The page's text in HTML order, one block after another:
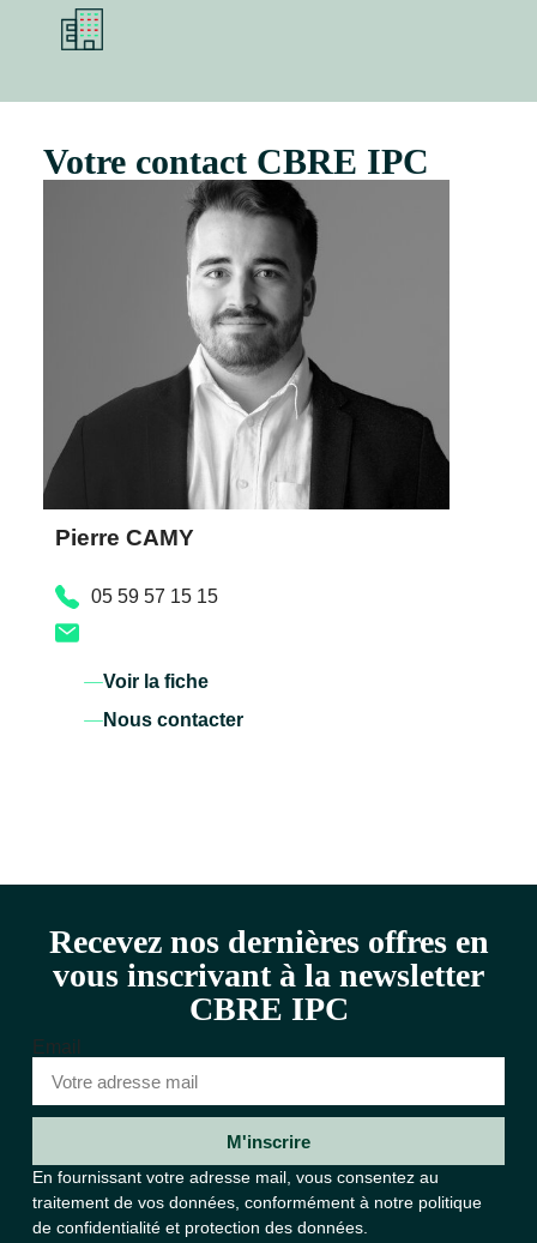
Votre contact CBRE IPC
Pierre CAMY
05 59 57 15 15
Voir la fiche
Nous contacter
Recevez nos dernières offres en
vous inscrivant à la newsletter
CBRE IPC
Email
M'inscrire
En fournissant votre adresse mail, vous consentez au
traitement de vos données, conformément à notre politique
de confidentialité et protection des données.